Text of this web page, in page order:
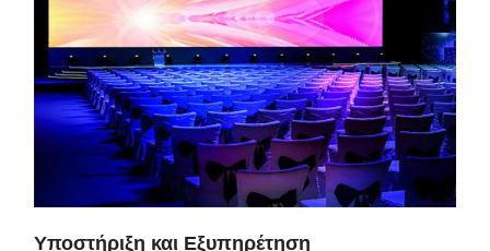
Υποστήριξη και Εξυπηρέτηση